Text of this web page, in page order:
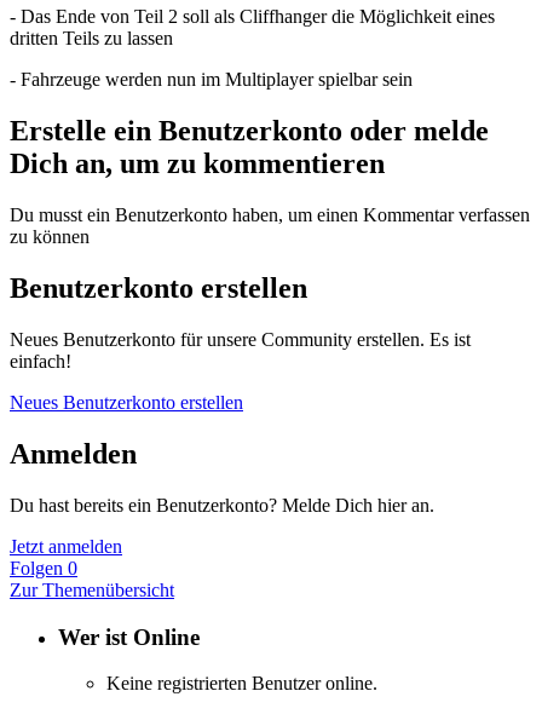
- Das Ende von Teil 2 soll als Cliffhanger die Möglichkeit eines
dritten Teils zu lassen
- Fahrzeuge werden nun im Multiplayer spielbar sein
Erstelle ein Benutzerkonto oder melde
Dich an, um zu kommentieren
Du musst ein Benutzerkonto haben, um einen Kommentar verfassen
zu können
Benutzerkonto erstellen
Neues Benutzerkonto für unsere Community erstellen. Es ist
einfach!
Neues Benutzerkonto erstellen
Anmelden
Du hast bereits ein Benutzerkonto? Melde Dich hier an.
Jetzt anmelden
Folgen 0
Zur Themenübersicht
Wer ist Online
Keine registrierten Benutzer online.